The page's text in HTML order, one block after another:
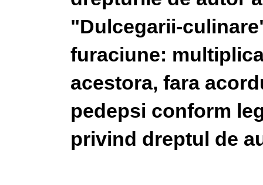
"Dulcegarii-
furaciune:
acestora, fara
pedepsi conform
privind dreptul de